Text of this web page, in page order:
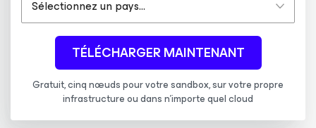
TÉLÉCHARGER MAINTENANT
Gratuit, cinq nœuds pour votre sandbox, sur votre propre
infrastructure ou dans n’importe quel cloud